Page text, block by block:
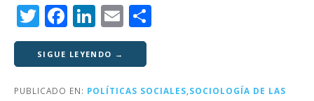
T
w
it
te
F
a
c
e
Li
n
k
e
E
m
ai
l p
SIGUE LEYENDO →
PUBLICADO EN: POLÍTICAS SOCIALES,SOCIOLOGÍA DE LAS